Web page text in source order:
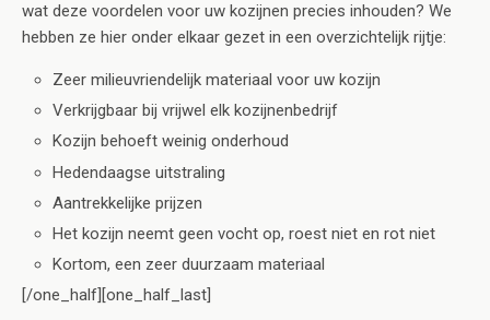
wat deze voordelen voor uw kozijnen precies inhouden? We
hebben ze hier onder elkaar gezet in een overzichtelijk rijtje:
Zeer milieuvriendelijk materiaal voor uw kozijn
Verkrijgbaar bij vrijwel elk kozijnenbedrijf
Kozijn behoeft weinig onderhoud
Hedendaagse uitstraling
Aantrekkelijke prijzen
Het kozijn neemt geen vocht op, roest niet en rot niet
Kortom, een zeer duurzaam materiaal
[/one_half][one_half_last]